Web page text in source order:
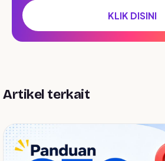
KLIK DISINI
Artikel terkait